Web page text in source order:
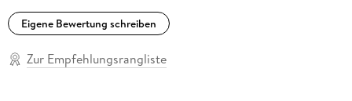
Eigene Bewertung schreiben
Zur Empfehlungsrangliste